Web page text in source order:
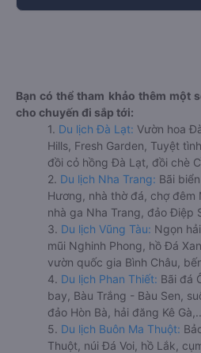
Bạn có thể tham khảo thêm một
cho chuyến đi sắp tới:
1. Du lịch Đà Lạt: Vườn hoa
Hills, Fresh Garden, Tuyệt
đồi cỏ hồng Đà Lạt, đồi chè
2. Du lịch Nha Trang: Bãi
Hương, nhà thờ đá, chợ đêm
nhà ga Nha Trang, đảo Điệp
3. Du lịch Vũng Tàu: Ngọn
mũi Nghinh Phong, hồ Đá
vườn quốc gia Bình Châu,
4. Du lịch Phan Thiết: Bãi đá
bay, Bàu Trắng - Bàu Sen,
đảo Hòn Bà, hải đăng Kê
5. Du lịch Buôn Ma Thuột:
Thuột, núi Đá Voi, hồ Lắk,